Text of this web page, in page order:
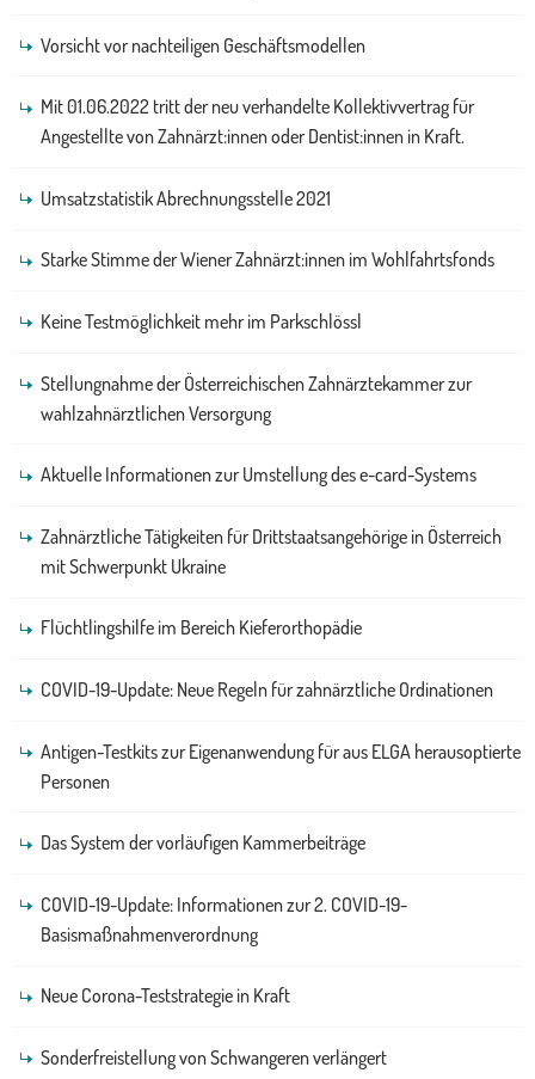
Vorsicht vor nachteiligen Geschäftsmodellen
Mit 01.06.2022 tritt der neu verhandelte Kollektivvertrag für
Angestellte von Zahnärzt:innen oder Dentist:innen in Kraft.
Umsatzstatistik Abrechnungsstelle 2021
Starke Stimme der Wiener Zahnärzt:innen im Wohlfahrtsfonds
Keine Testmöglichkeit mehr im Parkschlössl
Stellungnahme der Österreichischen Zahnärztekammer zur
wahlzahnärztlichen Versorgung
Aktuelle Informationen zur Umstellung des e-card-Systems
Zahnärztliche Tätigkeiten für Drittstaatsangehörige in Österreich
mit Schwerpunkt Ukraine
Flüchtlingshilfe im Bereich Kieferorthopädie
COVID-19-Update: Neue Regeln für zahnärztliche Ordinationen
Antigen-Testkits zur Eigenanwendung für aus ELGA herausoptierte
Personen
Das System der vorläufigen Kammerbeiträge
COVID-19-Update: Informationen zur 2. COVID-19-
Basismaßnahmenverordnung
Neue Corona-Teststrategie in Kraft
Sonderfreistellung von Schwangeren verlängert